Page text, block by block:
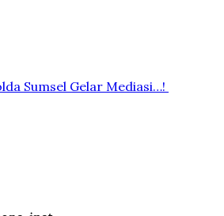
Sumsel Gelar Mediasi…!